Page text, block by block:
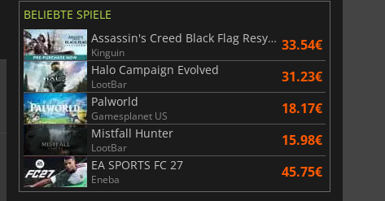
BELIEBTE SPIELE
Assassin's Creed Black Flag Resynced
Kinguin 33.54€
Halo Campaign Evolved
LootBar 31.23€
Palworld
Gamesplanet US 18.17€
Mistfall Hunter
LootBar 15.98€
EA SPORTS FC 27
Eneba 45.75€